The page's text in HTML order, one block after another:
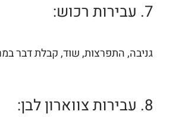
7. עבירות רכוש:
גניבה, התפרצות, שוד, קבלת דבר
8. עבירות צווארון לבן: